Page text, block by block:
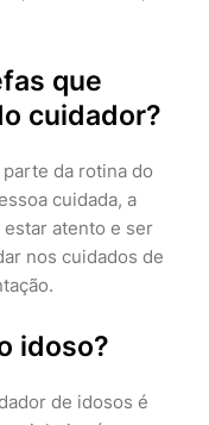
que
cuidador?
da rotina do
cuidada, a
estar atento e ser
nos cuidados de
idoso?
de idosos é